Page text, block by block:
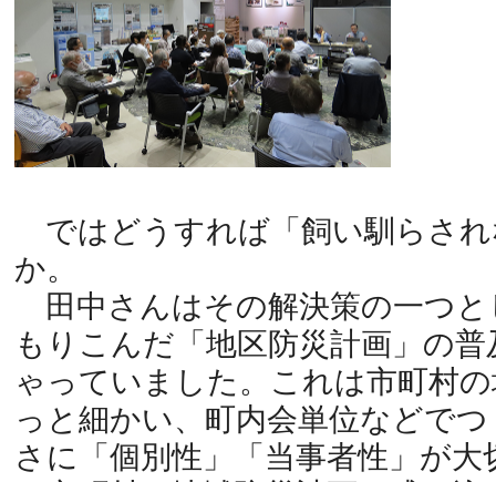
ではどうすれば「飼い馴らさ
か。
田中さんはその解決策の一つと
もりこんだ「地区防災計画」の
ゃっていました。これは市町村
っと細かい、町内会単位などで
さに「個別性」「当事者性」が